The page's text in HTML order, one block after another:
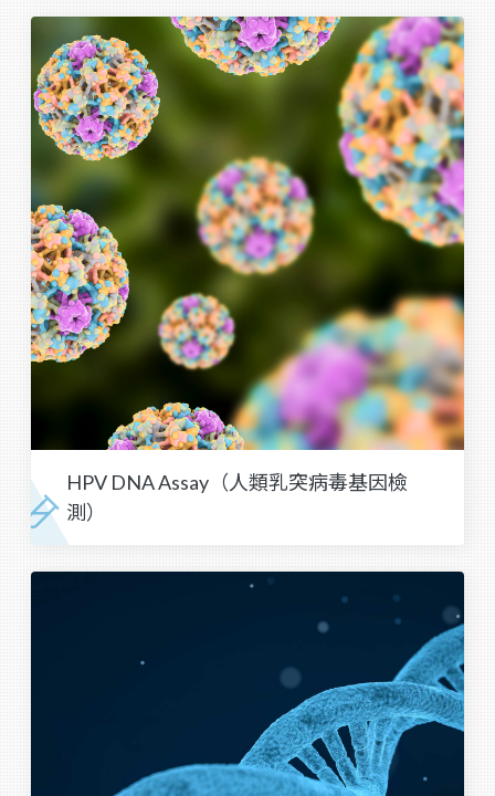
HPV DNA Assay（人類乳突病毒基因檢
測）